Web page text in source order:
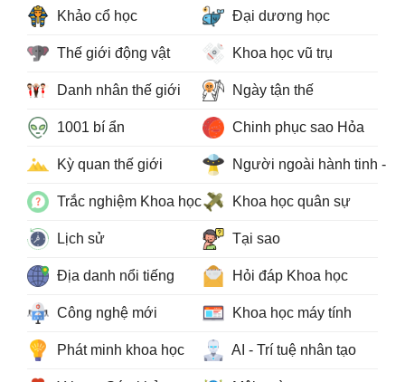
Khảo cổ học Đại dương học
Thế giới động vật Khoa học vũ trụ
Danh nhân thế giới Ngày tận thế
1001 bí ẩn Chinh phục sao Hỏa
Kỳ quan thế giới Người ngoài hành tinh -
Trắc nghiệm Khoa học Khoa học quân sự
Lịch sử Tại sao
Địa danh nổi tiếng Hỏi đáp Khoa học
Công nghệ mới Khoa học máy tính
Phát minh khoa học AI - Trí tuệ nhân tạo